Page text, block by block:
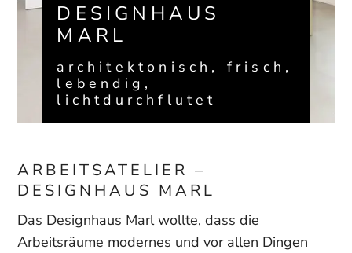
DESIGNHAUS
MARL
architektonisch, frisch,
lebendig,
lichtdurchflutet
ARBEITSATELIER –
DESIGNHAUS MARL
Das Designhaus Marl wollte, dass die
Arbeitsräume modernes und vor allen Dingen